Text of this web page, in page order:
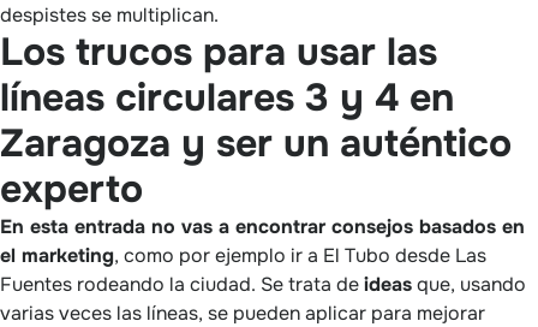
despistes se multiplican.
Los trucos para usar las
líneas circulares 3 y 4 en
Zaragoza y ser un auténtico
experto
En esta entrada no vas a encontrar consejos basados en
el marketing, como por ejemplo ir a El Tubo desde Las
Fuentes rodeando la ciudad. Se trata deideasque, usando
varias veces las líneas, se pueden aplicar para mejorar